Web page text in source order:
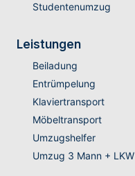
Studentenumzug
Leistungen
Beiladung
Entrümpelung
Klaviertransport
Möbeltransport
Umzugshelfer
Umzug 3 Mann + LKW